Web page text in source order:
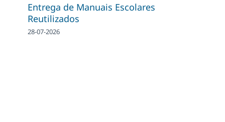
Entrega de Manuais Escolares
Reutilizados
28-07-2026